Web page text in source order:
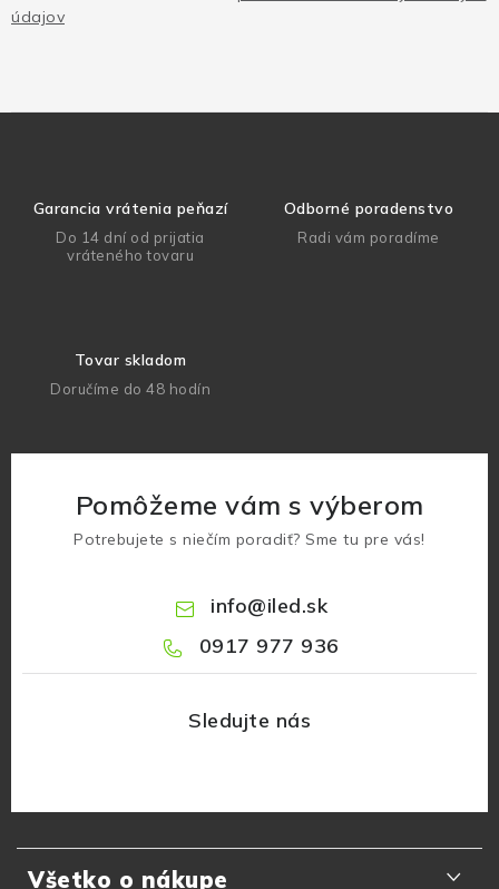
údajov
Garancia vrátenia peňazí
Do 14 dní od prijatia
vráteného tovaru
Odborné poradenstvo
Radi vám poradíme
Tovar skladom
Doručíme do 48 hodín
Pomôžeme vám s výberom
Potrebujete s niečím poradiť? Sme tu pre vás!
info@iled.sk
0917 977 936
Všetko o nákupe